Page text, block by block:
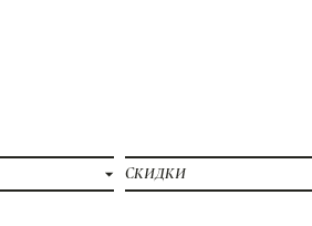
СКИДКИ